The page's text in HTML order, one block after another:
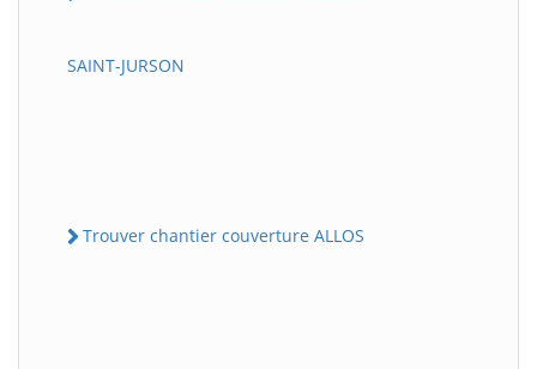
SAINT-JURSON
Trouver chantier couverture ALLOS